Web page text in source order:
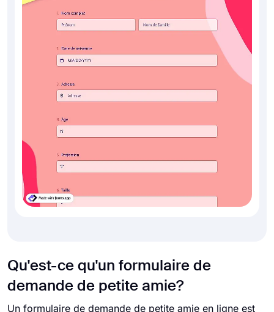
Qu'est-ce qu'un formulaire de
demande de petite amie?
Un formulaire de demande de petite amie en ligne est